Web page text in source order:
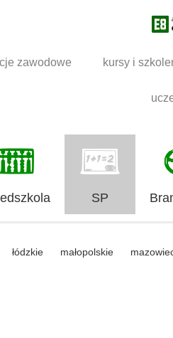
zawodowe kursy i
SP
łódzkie małopolskie